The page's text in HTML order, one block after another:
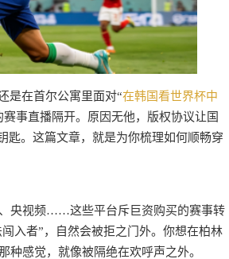
是在首尔公寓里面对“在韩国看世界杯中
事直播隔开。原因无他，版权协议让国
匙。这篇文章，就是为你梳理如何顺畅穿
央视频……这些平台斥巨资购买的赛事转
入者”，自然会被拒之门外。你想在柏林
感觉，就像被隔绝在欢呼声之外。